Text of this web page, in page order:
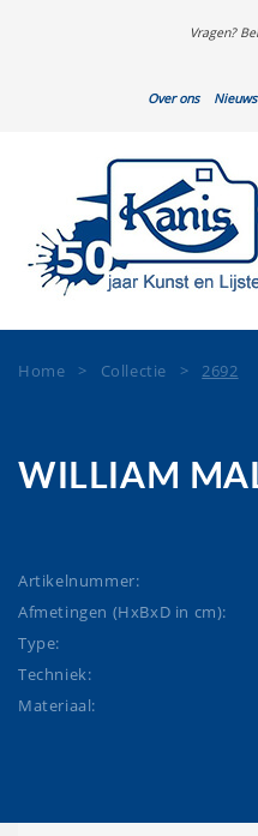
Vragen?
Over ons Nieuws
Home > Collectie >2692
WILLIAM
Artikelnummer:
Afmetingen (HxBxD in cm):
Type:
Techniek:
Materiaal: